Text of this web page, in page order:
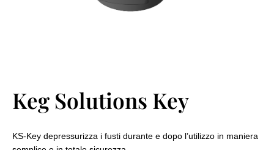
Keg Solutions Key
KS-Key depressurizza i fusti durante e dopo l’utilizzo in maniera